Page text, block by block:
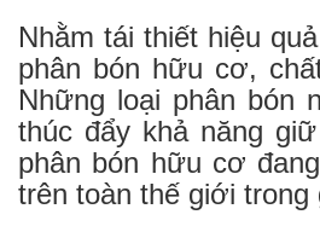
Nhằm tái thiết hiệu
phân bón hữu cơ,
Những loại phân bón
thúc đẩy khả năng
phân bón hữu cơ
trên toàn thế giới trong